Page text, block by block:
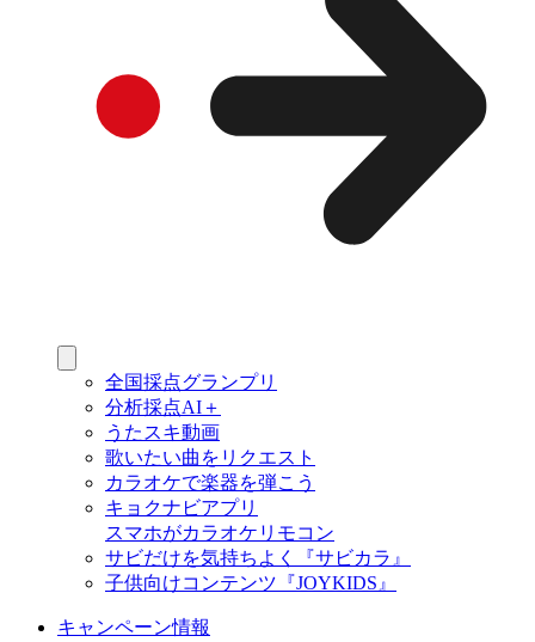
全国採点グランプリ
分析採点AI＋
うたスキ動画
歌いたい曲をリクエスト
カラオケで楽器を弾こう
キョクナビアプリ
スマホがカラオケリモコン
サビだけを気持ちよく『サビカラ』
子供向けコンテンツ『JOYKIDS』
キャンペーン情報